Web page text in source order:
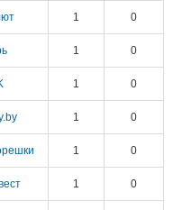
1 0
1 0
1 0
1 0
1 0
1 0